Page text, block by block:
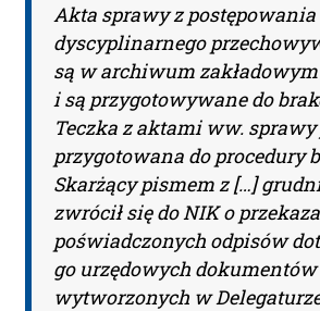
NIP:
Adres firmy:
Kod Pocztowy:
Miasto:
Akta sprawy z postępowania
dyscyplinarnego
są w archiwum
i są przygotowywane do
Teczka z aktami ww. sprawy
przygotowana do procedury
Skarżący pismem z […]
zwrócił się do NIK o
poświadczonych odpisów
go urzędowych dokumentów
wytworzonych w